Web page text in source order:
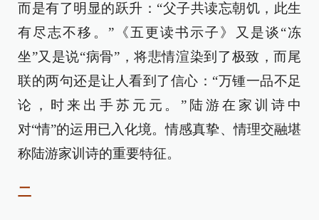
而是有了明显的跃升：“父子共读忘朝饥，此生
有尽志不移。”《五更读书示子》又是谈“冻
坐”又是说“病骨”，将悲情渲染到了极致，而尾
联的两句还是让人看到了信心：“万锺一品不足
论，时来出手苏元元。”陆游在家训诗中
对“情”的运用已入化境。情感真挚、情理交融堪
称陆游家训诗的重要特征。
二